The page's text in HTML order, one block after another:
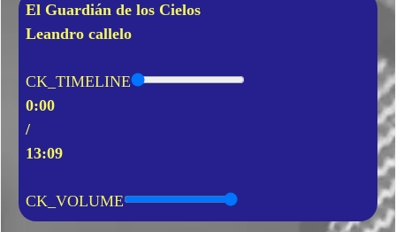
El Guardián de los Cielos
Leandro callelo
CK_TIMELINE
0:00
/
13:09
CK_VOLUME